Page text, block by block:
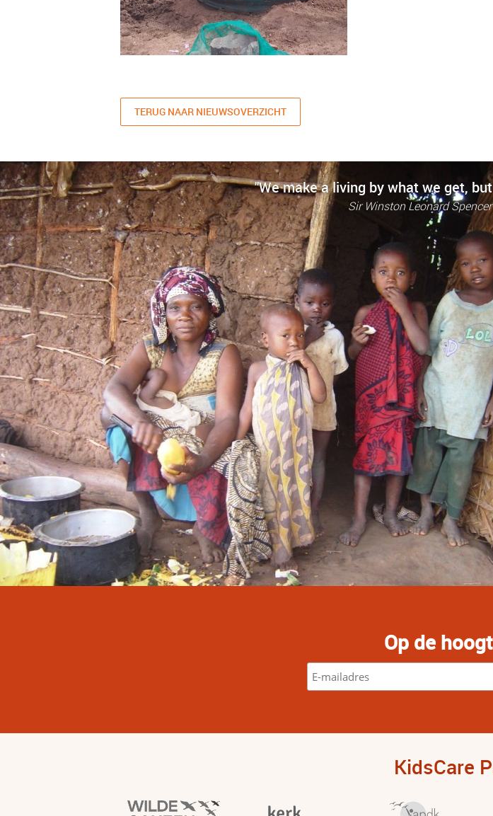
TERUG NAAR NIEUWSOVERZICHT
"We make a living by what we get,
Sir Winston Leonard
Op de
KidsCare